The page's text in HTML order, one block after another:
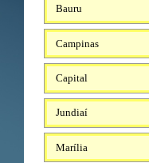
Bauru
Campinas
Capital
Jundiaí
Marília